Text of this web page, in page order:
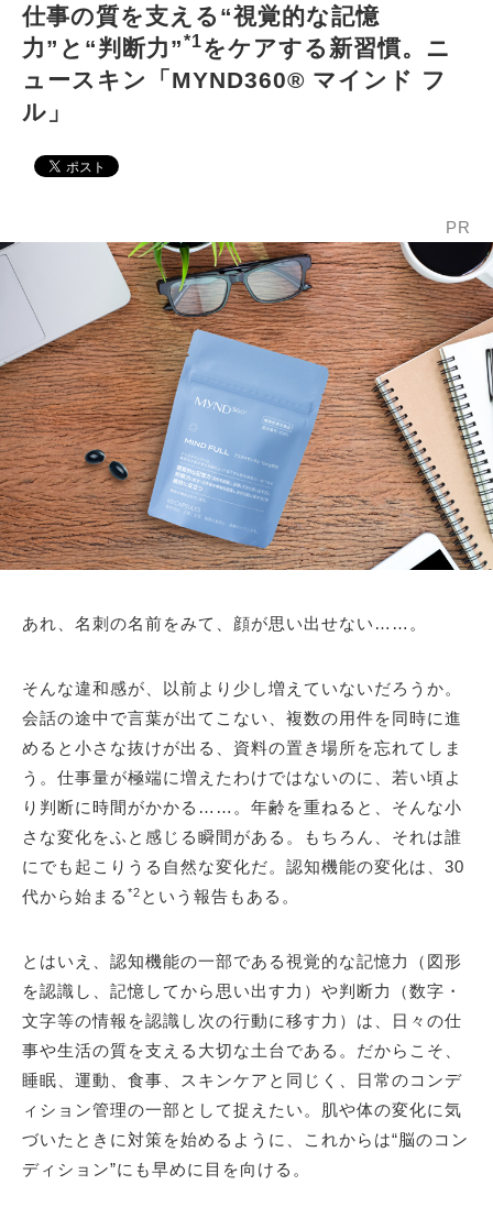
仕事の質を支える“視覚的な記憶
力”と“判断力”*1をケアする新習慣。ニ
ュースキン「MYND360® マインド フ
ル」
PR
あれ、名刺の名前をみて、顔が思い出せない……。
そんな違和感が、以前より少し増えていないだろうか。
会話の途中で言葉が出てこない、複数の用件を同時に進
めると小さな抜けが出る、資料の置き場所を忘れてしま
う。仕事量が極端に増えたわけではないのに、若い頃よ
り判断に時間がかかる……。年齢を重ねると、そんな小
さな変化をふと感じる瞬間がある。もちろん、それは誰
にでも起こりうる自然な変化だ。認知機能の変化は、30
代から始まる *2 という報告もある。
とはいえ、認知機能の一部である視覚的な記憶力（図形
を認識し、記憶してから思い出す力）や判断力（数字・
文字等の情報を認識し次の行動に移す力）は、日々の仕
事や生活の質を支える大切な土台である。だからこそ、
睡眠、運動、食事、スキンケアと同じく、日常のコンデ
ィション管理の一部として捉えたい。肌や体の変化に気
づいたときに対策を始めるように、これからは“脳のコン
ディション”にも早めに目を向ける。